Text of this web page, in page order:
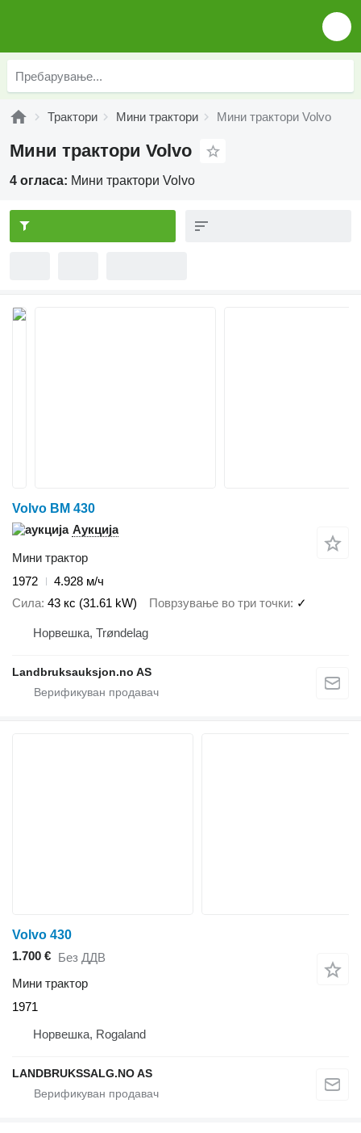
Трактори Мини трактори Мини трактори Volvo
Мини трактори Volvo
4 огласа: Мини трактори Volvo
Volvo BM 430
Аукција
Мини трактор
1972
4.928 м/ч
Сила 43 кс (31.61 kW) Поврзување во три точки ✓
Норвешка, Trøndelag
Landbruksauksjon.no AS
Volvo 430
1.700 € Без ДДВ
Мини трактор
1971
Норвешка, Rogaland
LANDBRUKSSALG.NO AS